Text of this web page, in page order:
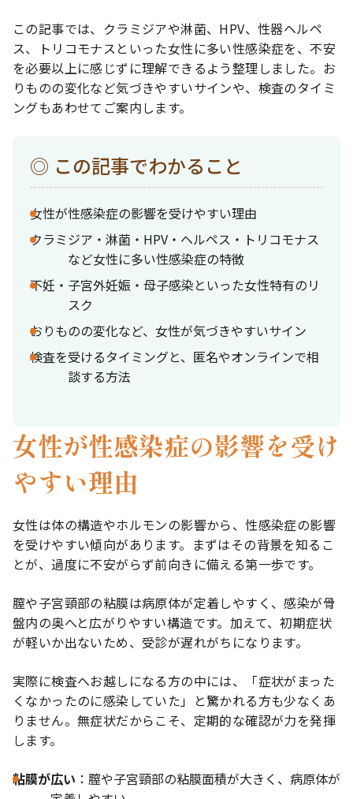
この記事では、クラミジアや淋菌、HPV、性器ヘルペ
ス、トリコモナスといった女性に多い性感染症を、不安
を必要以上に感じずに理解できるよう整理しました。お
りものの変化など気づきやすいサインや、検査のタイミ
ングもあわせてご案内します。
この記事でわかること
女性が性感染症の影響を受けやすい理由
クラミジア・淋菌・HPV・ヘルペス・トリコモナス
など女性に多い性感染症の特徴
不妊・子宮外妊娠・母子感染といった女性特有のリ
スク
おりものの変化など、女性が気づきやすいサイン
検査を受けるタイミングと、匿名やオンラインで相
談する方法
女性が性感染症の影響を受け
やすい理由
女性は体の構造やホルモンの影響から、性感染症の影響
を受けやすい傾向があります。まずはその背景を知るこ
とが、過度に不安がらず前向きに備える第一歩です。
膣や子宮頸部の粘膜は病原体が定着しやすく、感染が骨
盤内の奥へと広がりやすい構造です。加えて、初期症状
が軽いか出ないため、受診が遅れがちになります。
実際に検査へお越しになる方の中には、「症状がまった
くなかったのに感染していた」と驚かれる方も少なくあ
りません。無症状だからこそ、定期的な確認が力を発揮
します。
粘膜が広い ：膣や子宮頸部の粘膜面積が大きく、病原体が